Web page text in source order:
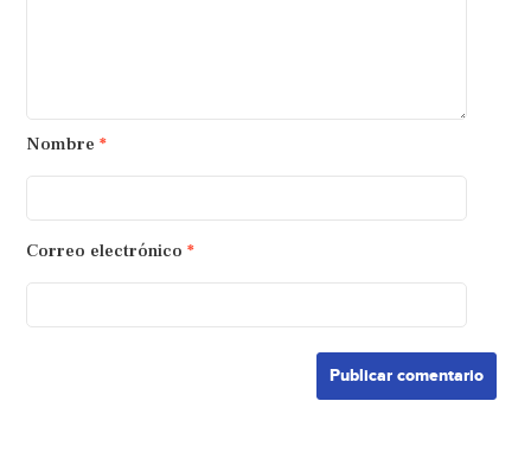
Nombre *
Correo electrónico *